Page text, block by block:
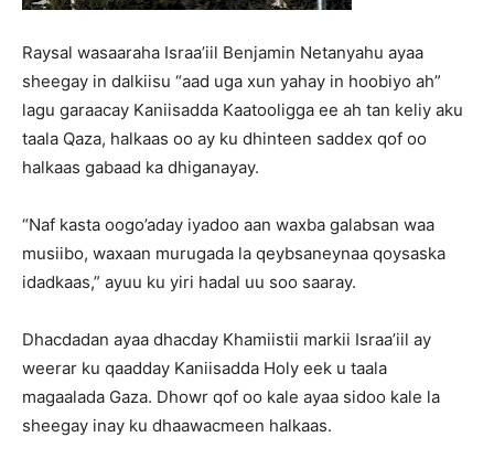
Raysal wasaaraha Israa’iil Benjamin Netanyahu ayaa
sheegay in dalkiisu “aad uga xun yahay in hoobiyo ah”
lagu garaacay Kaniisadda Kaatooligga ee ah tan keliy aku
taala Qaza, halkaas oo ay ku dhinteen saddex qof oo
halkaas gabaad ka dhiganayay.
“Naf kasta oogo’aday iyadoo aan waxba galabsan waa
musiibo, waxaan murugada la qeybsaneynaa qoysaska
idadkaas,” ayuu ku yiri hadal uu soo saaray.
Dhacdadan ayaa dhacday Khamiistii markii Israa’iil ay
weerar ku qaadday Kaniisadda Holy eek u taala
magaalada Gaza. Dhowr qof oo kale ayaa sidoo kale la
sheegay inay ku dhaawacmeen halkaas.